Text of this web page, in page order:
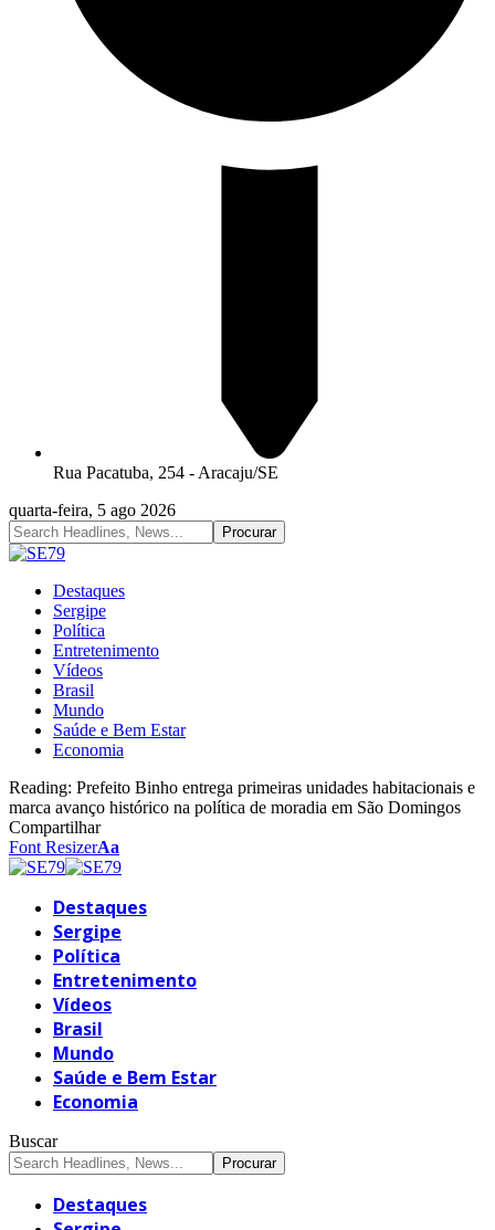
Rua Pacatuba, 254 - Aracaju/SE
quarta-feira, 5 ago 2026
Destaques
Sergipe
Política
Entretenimento
Vídeos
Brasil
Mundo
Saúde e Bem Estar
Economia
Reading: Prefeito Binho entrega primeiras unidades habitacionais e
marca avanço histórico na política de moradia em São Domingos
Compartilhar
Font ResizerAa
Destaques
Sergipe
Política
Entretenimento
Vídeos
Brasil
Mundo
Saúde e Bem Estar
Economia
Buscar
Destaques